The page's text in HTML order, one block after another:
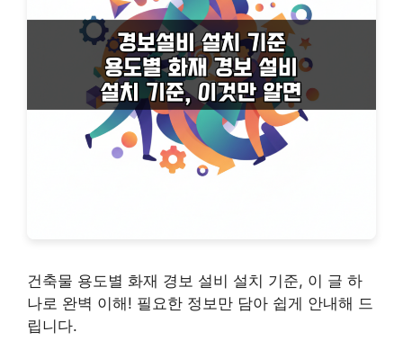
건축물 용도별 화재 경보 설비 설치 기준, 이 글 하
나로 완벽 이해! 필요한 정보만 담아 쉽게 안내해 드
립니다.